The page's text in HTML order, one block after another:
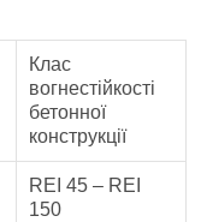
Клас
вогнестійкості
бетонної
конструкції
REI 45 – REI
150